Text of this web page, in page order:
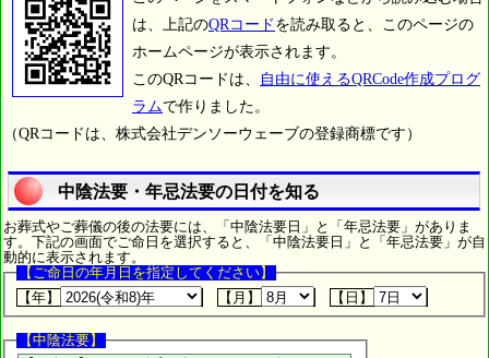
は、上記のQRコード を読み取ると、このページの
ホームページが表示されます。
このQRコードは、
自由に使えるQRCode作成プログ
ラムで作りました。
（QRコードは、株式会社デンソーウェーブの登録商標です）
中陰法要・年忌法要の日付を知る
お葬式やご葬儀の後の法要には、「中陰法要日」と「年忌法要」がありま
す。下記の画面でご命日を選択すると、「中陰法要日」と「年忌法要」が自
動的に表示されます。
【ご命日の年月日を指定してください】
【年】
【月】 【日】
【中陰法要】